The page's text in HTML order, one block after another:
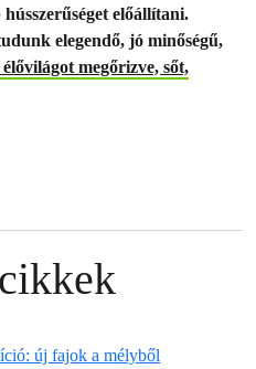
előállítani.
elegendő, jó minőségű,
élővilágot megőrizve, sőt,